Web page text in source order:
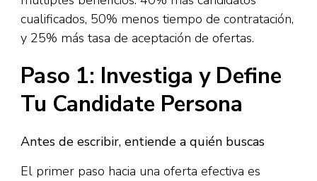
cualificados, 50% menos tiempo de contratación,
y 25% más tasa de aceptación de ofertas.​
Paso 1: Investiga y Define
Tu Candidate Persona
Antes de escribir, entiende a quién buscas
El primer paso hacia una oferta efectiva es